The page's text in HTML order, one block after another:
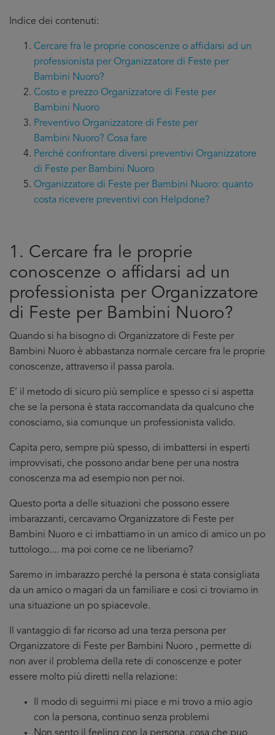
Indice dei contenuti:
Cercare fra le proprie conoscenze o affidarsi ad un
professionista per Organizzatore di Feste per
Bambini Nuoro?
Costo e prezzo Organizzatore di Feste per
Bambini Nuoro
Preventivo Organizzatore di Feste per
Bambini Nuoro? Cosa fare
Perché confrontare diversi preventivi Organizzatore
di Feste per Bambini Nuoro
Organizzatore di Feste per Bambini Nuoro: quanto
costa ricevere preventivi con Helpdone?
1. Cercare fra le proprie
conoscenze o affidarsi ad un
professionista per Organizzatore
di Feste per Bambini Nuoro?
Quando si ha bisogno di Organizzatore di Feste per
Bambini Nuoro è abbastanza normale cercare fra le proprie
conoscenze, attraverso il passa parola.
E’ il metodo di sicuro più semplice e spesso ci si aspetta
che se la persona è stata raccomandata da qualcuno che
conosciamo, sia comunque un professionista valido.
Capita pero, sempre più spesso, di imbattersi in esperti
improvvisati, che possono andar bene per una nostra
conoscenza ma ad esempio non per noi.
Questo porta a delle situazioni che possono essere
imbarazzanti, cercavamo Organizzatore di Feste per
Bambini Nuoro e ci imbattiamo in un amico di amico un po
tuttologo.... ma poi come ce ne liberiamo?
Saremo in imbarazzo perché la persona è stata consigliata
da un amico o magari da un familiare e cosi ci troviamo in
una situazione un po spiacevole.
Il vantaggio di far ricorso ad una terza persona per
Organizzatore di Feste per Bambini Nuoro , permette di
non aver il problema della rete di conoscenze e poter
essere molto più diretti nella relazione:
Il modo di seguirmi mi piace e mi trovo a mio agio
con la persona, continuo senza problemi